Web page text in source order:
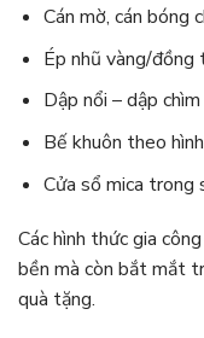
Cán mờ, cán bóng
Ép nhũ vàng/đồng
Dập nổi – dập
Bế khuôn theo
Cửa sổ mica trong
Các hình thức gia
bền mà còn bắt mắt
quà tặng.